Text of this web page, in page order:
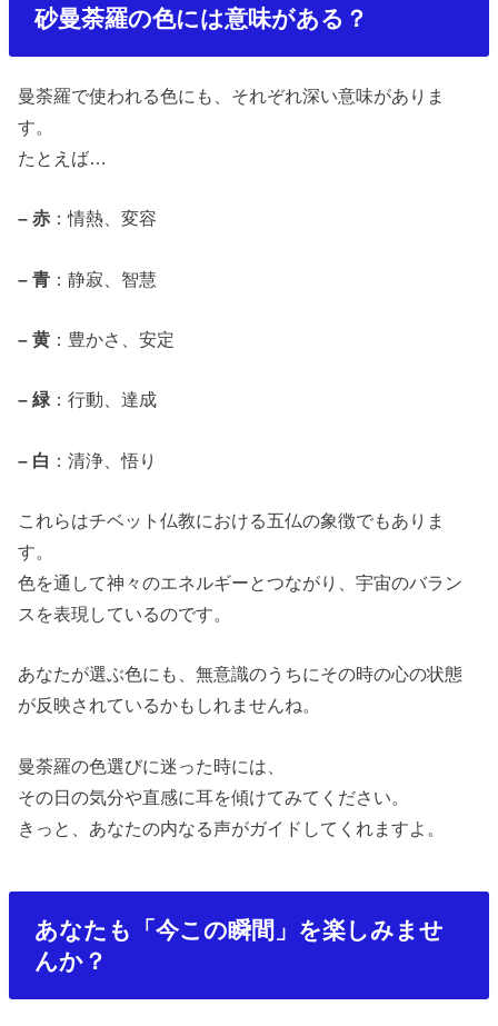
砂曼荼羅の色には意味がある？
曼荼羅で使われる色にも、それぞれ深い意味がありま
す。
たとえば…
– 赤 ：情熱、変容
– 青 ：静寂、智慧
– 黄 ：豊かさ、安定
– 緑 ：行動、達成
– 白 ：清浄、悟り
これらはチベット仏教における五仏の象徴でもありま
す。
色を通して神々のエネルギーとつながり、宇宙のバラン
スを表現しているのです。
あなたが選ぶ色にも、無意識のうちにその時の心の状態
が反映されているかもしれませんね。
曼荼羅の色選びに迷った時には、
その日の気分や直感に耳を傾けてみてください。
きっと、あなたの内なる声がガイドしてくれますよ。
あなたも「今この瞬間」を楽しみませ
んか？